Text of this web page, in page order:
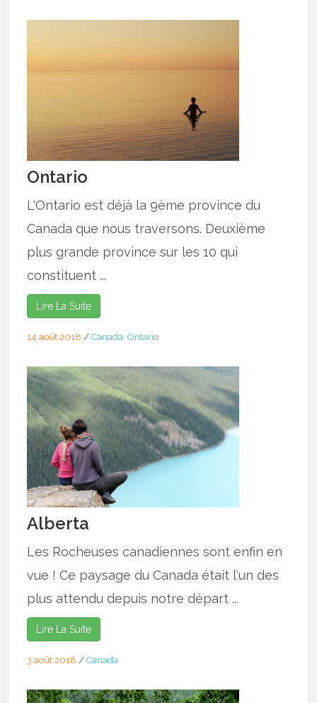
Ontario
L'Ontario est déjà la 9ème province du
Canada que nous traversons. Deuxième
plus grande province sur les 10 qui
constituent ...
Lire La Suite
14 août 2018 /Canada ,Ontario
Alberta
Les Rocheuses canadiennes sont enfin en
vue ! Ce paysage du Canada était l'un des
plus attendu depuis notre départ ...
Lire La Suite
3 août 2018 /Canada